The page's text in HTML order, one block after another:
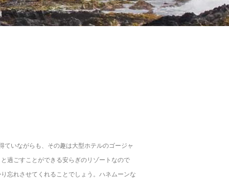
いながらも、その趣は大型ホテルのゴージャ
過ごすことができる安らぎのリゾートなので
忘れさせてくれることでしょう。ハネムーンな